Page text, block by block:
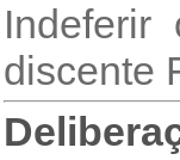
discente